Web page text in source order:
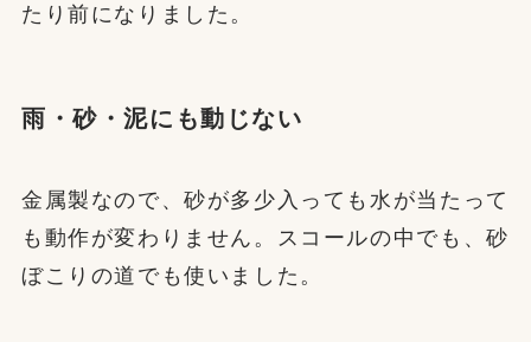
たり前になりました。
雨・砂・泥にも動じない
金属製なので、砂が多少入っても水が当たって
も動作が変わりません。スコールの中でも、砂
ぼこりの道でも使いました。